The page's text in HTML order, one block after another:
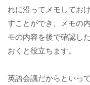
れに沿ってメモしてお
すことができ、メモの
モの内容を後で確認し
おくと役立ちます。
英語会議だからといっ